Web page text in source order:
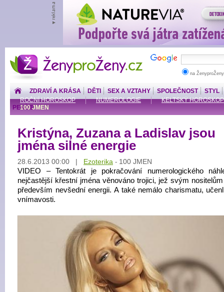
ŽenyproŽeny.cz
na
ZDRAVÍ A KRÁSA DĚTI SEX A VZTAHY SPOLEČNOST
STYL
ROČNÍ HOROSKOP
NUMEROLOGIE
KELTSKÝ HOROSKOP
100 JMEN
PENÍZE
Kristýna, Zuzana a Ladislav jsou
jména silné energie
28.6.2013 00:00 | Ezoterika - 100 JMEN
VIDEO – Tentokrát je pokračování numerologického
nejčastější křestní jména věnováno trojici, jež svým
především nevšední energii. A také nemálo charismatu,
vnímavosti.